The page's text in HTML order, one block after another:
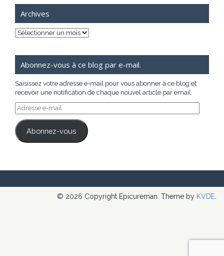
Archives
Archives
Abonnez-vous à ce blog par e-mail.
Saisissez votre adresse e-mail pour vous abonner à ce blog et
recevoir une notification de chaque nouvel article par email.
Adresse
e-
mail
Abonnez-vous
© 2026 Copyright Epicureman. Theme by KVDE.